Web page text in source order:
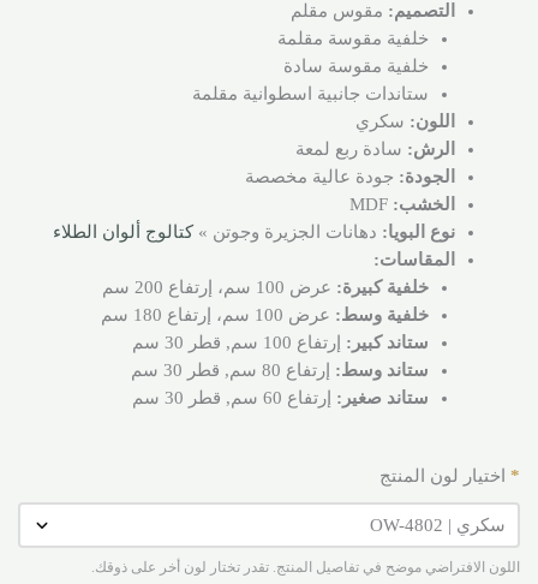
التصميم: مقوس مقلم
خلفية مقوسة مقلمة
خلفية مقوسة سادة
ستاندات جانبية اسطوانية مقلمة
اللون: سكري
الرش: سادة ربع لمعة
الجودة: جودة عالية مخصصة
الخشب:
نوع البويا: دهانات الجزيرة وجوتن »كتالوج ألوان الطلاء
المقاسات:
خلفية كبيرة: عرض 100 سم، إرتفاع 200 سم
خلفية وسط: عرض 100 سم، إرتفاع 180 سم
ستاند كبير: إرتفاع 100 سم, قطر 30 سم
ستاند وسط: إرتفاع 80 سم, قطر 30 سم
ستاند صغير: إرتفاع 60 سم, قطر 30 سم
اختيار لون المنتج *
اللون الافتراضي موضح في تفاصيل المنتج. تقدر تختار لون أخر على ذوقك.